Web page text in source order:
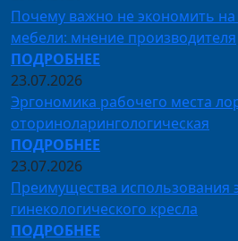
Почему важно не экономить
мебели: мнение производителя
ПОДРОБНЕЕ
23.07.2026
Эргономика рабочего места
оториноларингологическая
ПОДРОБНЕЕ
23.07.2026
Преимущества использования
гинекологического кресла
ПОДРОБНЕЕ